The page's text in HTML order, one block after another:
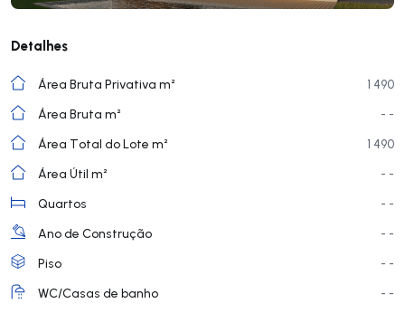
Detalhes
Área Bruta Privativa m²
1 490
Área Bruta m²
- -
Área Total do Lote m²
1 490
Área Útil m²
- -
Quartos
- -
Ano de Construção
- -
Piso
- -
WC/Casas de banho
- -